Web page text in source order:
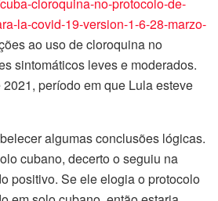
la-covid-19-version-1-6-28-marzo-
ao uso de cloroquina no
sintomáticos leves e moderados.
período em que Lula esteve
algumas conclusões lógicas.
cubano, decerto o seguiu na
positivo. Se ele elogia o protocolo